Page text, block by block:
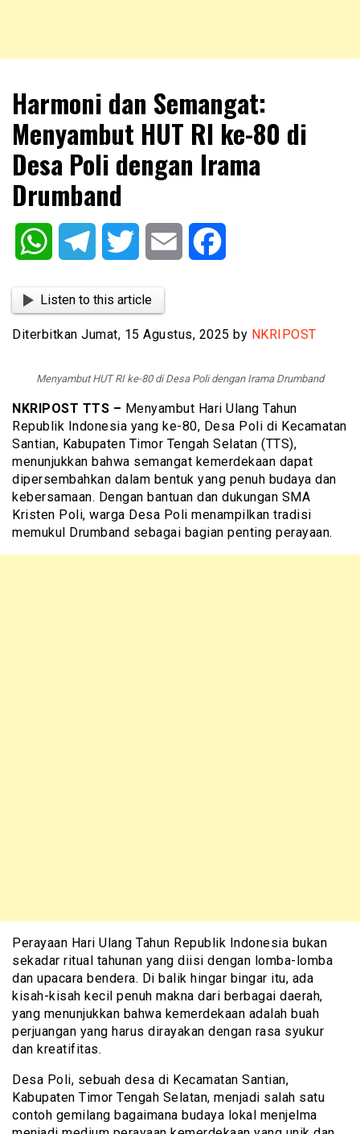
NKRIPOST
Harmoni dan Semangat:
Menyambut HUT RI ke-80 di
Desa Poli dengan Irama
Drumband
WhatsAppTelegram Twitter Email
Listen to this article
Diterbitkan Jumat, 15 Agustus, 2025 by NKRIPOST
Menyambut HUT RI ke-80 di Desa Poli dengan Irama Drumband
NKRIPOST TTS – Menyambut Hari Ulang Tahun
Republik Indonesia yang ke-80, Desa Poli di Kecamatan
Santian, Kabupaten Timor Tengah Selatan (TTS),
menunjukkan bahwa semangat kemerdekaan dapat
dipersembahkan dalam bentuk yang penuh budaya dan
kebersamaan. Dengan bantuan dan dukungan SMA
Kristen Poli, warga Desa Poli menampilkan tradisi
memukul Drumband sebagai bagian penting perayaan.
Perayaan Hari Ulang Tahun Republik Indonesia bukan
sekadar ritual tahunan yang diisi dengan lomba-lomba
dan upacara bendera. Di balik hingar bingar itu, ada
kisah-kisah kecil penuh makna dari berbagai daerah,
yang menunjukkan bahwa kemerdekaan adalah buah
perjuangan yang harus dirayakan dengan rasa syukur
dan kreatifitas.
Desa Poli, sebuah desa di Kecamatan Santian,
Kabupaten Timor Tengah Selatan, menjadi salah satu
contoh gemilang bagaimana budaya lokal menjelma